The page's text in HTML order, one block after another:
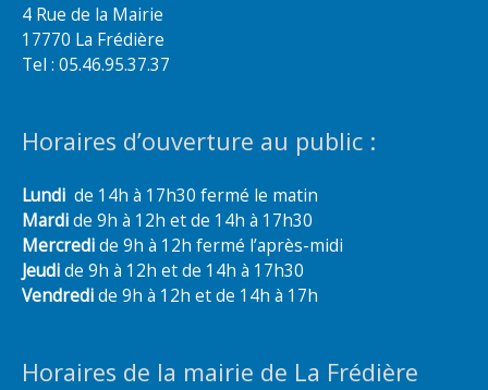
4 Rue de la Mairie
17770 La Frédière
Tel : 05.46.95.37.37
Horaires d’ouverture au public :
Lundi de 14h à 17h30 fermé le matin
Mardide 9h à 12h et de 14h à 17h30
Mercredide 9h à 12h fermé l’après-midi
Jeudide 9h à 12h et de 14h à 17h30
Vendredide 9h à 12h et de 14h à 17h
Horaires de la mairie de La Frédière